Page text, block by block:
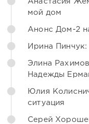
мой дом
Анонс Дом-2
Ирина
Элина
Надежды
Юлия
ситуация
Серей